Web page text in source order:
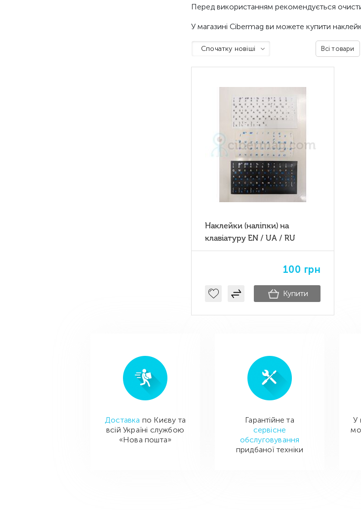
Перед використанням рекомендується
У магазині Cibermag ви можете купити
Спочатку новіші Всі товари
Наклейки (наліпки) на
клавіатуру EN / UA / RU
100 грн
Купити
Доставка по Києву та
всій Україні службою
«Нова пошта»
Гарантійне та
сервісне
обслуговування
придбаної техніки
У